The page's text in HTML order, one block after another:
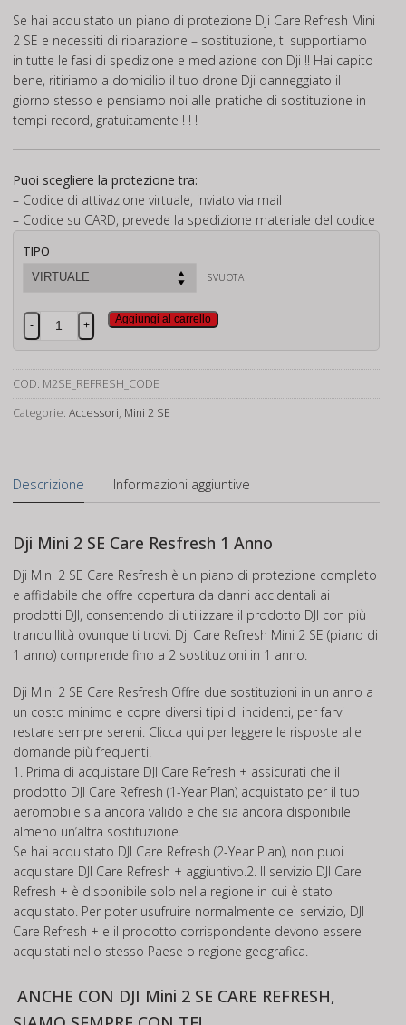
Se hai acquistato un piano di protezione Dji Care Refresh Mini
2 SE e necessiti di riparazione – sostituzione, ti supportiamo
in tutte le fasi di spedizione e mediazione con Dji !! Hai capito
bene, ritiriamo a domicilio il tuo drone Dji danneggiato il
giorno stesso e pensiamo noi alle pratiche di sostituzione in
tempi record, gratuitamente ! ! !
Puoi scegliere la protezione tra:
– Codice di attivazione virtuale, inviato via mail
– Codice su CARD, prevede la spedizione materiale del codice
TIPO
SVUOTA
Dji
Mini
SE
Care
Refresh
quantità
- +
Aggiungi al carrello
COD: M2SE_REFRESH_CODE
Categorie: Accessori, Mini 2 SE
Descrizione Informazioni aggiuntive
Dji Mini 2 SE Care Resfresh 1 Anno
Dji Mini 2 SE Care Resfresh è un piano di protezione completo
e affidabile che offre copertura da danni accidentali ai
prodotti DJI, consentendo di utilizzare il prodotto DJI con più
tranquillità ovunque ti trovi. Dji Care Refresh Mini 2 SE (piano di
1 anno) comprende fino a 2 sostituzioni in 1 anno.
Dji Mini 2 SE Care Resfresh Offre due sostituzioni in un anno a
un costo minimo e copre diversi tipi di incidenti, per farvi
restare sempre sereni. Clicca qui per leggere le risposte alle
domande più frequenti.
1. Prima di acquistare DJI Care Refresh + assicurati che il
prodotto DJI Care Refresh (1-Year Plan) acquistato per il tuo
aeromobile sia ancora valido e che sia ancora disponibile
almeno un’altra sostituzione.
Se hai acquistato DJI Care Refresh (2-Year Plan), non puoi
acquistare DJI Care Refresh + aggiuntivo.2. Il servizio DJI Care
Refresh + è disponibile solo nella regione in cui è stato
acquistato. Per poter usufruire normalmente del servizio, DJI
Care Refresh + e il prodotto corrispondente devono essere
acquistati nello stesso Paese o regione geografica.
ANCHE CON DJI Mini 2 SE CARE REFRESH,